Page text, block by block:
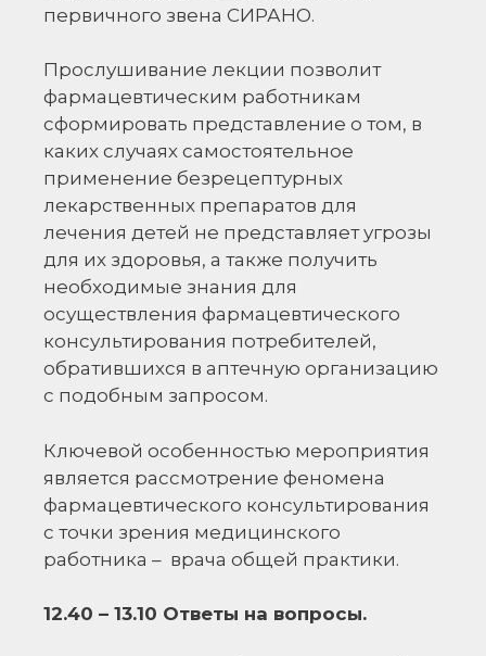
первичного звена СИРАНО.
Прослушивание лекции позволит
фармацевтическим работникам
сформировать представление о том, в
каких случаях самостоятельное
применение безрецептурных
лекарственных препаратов для
лечения детей не представляет угрозы
для их здоровья, а также получить
необходимые знания для
осуществления фармацевтического
консультирования потребителей,
обратившихся в аптечную организацию
с подобным запросом.
Ключевой особенностью мероприятия
является рассмотрение феномена
фармацевтического консультирования
с точки зрения медицинского
работника – врача общей практики.
12.40 – 13.10 Ответы на вопросы.